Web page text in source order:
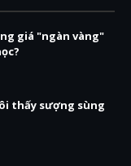
giá "ngàn vàng"
thấy sượng sùng